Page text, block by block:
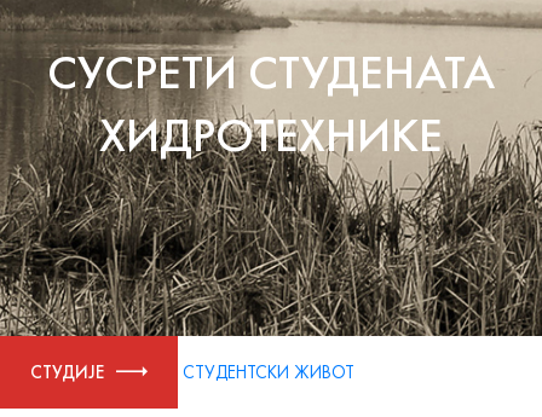
СУСРЕТИ СТУДЕНАТА
ХИДРОТЕХНИКЕ
СТУДИЈЕ СТУДЕНТСКИ ЖИВОТ